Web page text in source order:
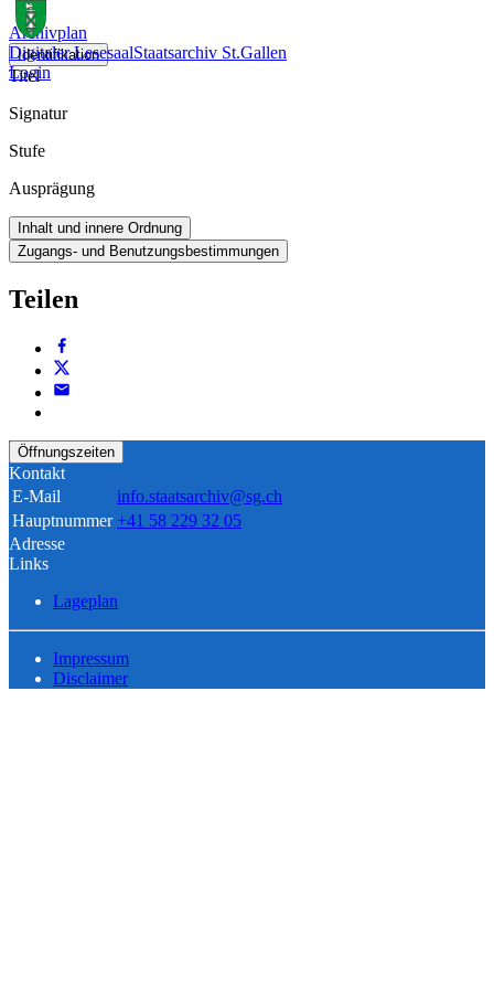
Digitaler LesesaalStaatsarchiv St.Gallen
Login
Archivplan
Identifikation
Titel
Signatur
Stufe
Ausprägung
Inhalt und innere Ordnung
Zugangs- und Benutzungsbestimmungen
Teilen
Öffnungszeiten
Kontakt
E-Mail
info.staatsarchiv@sg.ch
Hauptnummer +41 58 229 32 05
Adresse
Links
Lageplan
Impressum
Disclaimer